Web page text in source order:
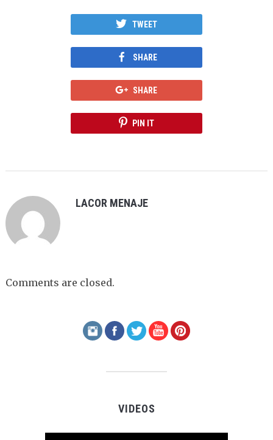
TWEET
SHARE
SHARE
PIN IT
LACOR MENAJE
Comments are closed.
VIDEOS